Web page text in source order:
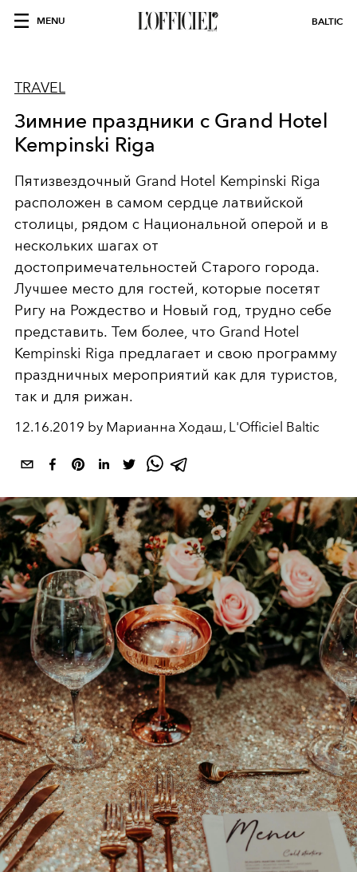
MENU BALTIC
TRAVEL
Зимние праздники с Grand Hotel
Kempinski Riga
Пятизвездочный Grand Hotel Kempinski Riga
расположен в самом сердце латвийской
столицы, рядом с Национальной оперой и в
нескольких шагах от
достопримечательностей Старого города.
Лучшее место для гостей, которые посетят
Ригу на Рождество и Новый год, трудно себе
представить. Тем более, что Grand Hotel
Kempinski Riga предлагает и свою программу
праздничных мероприятий как для туристов,
так и для рижан.
12.16.2019 by Марианна Ходаш, L'Officiel Baltic